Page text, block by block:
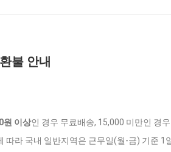
불 안내
원 이상인 경우 무료배송, 15,000 미만인 경
따라 국내 일반지역은 근무일(월-금) 기준